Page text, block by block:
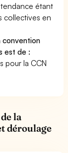
étant
collectives en
convention
est de :
pour la CCN
la
déroulage